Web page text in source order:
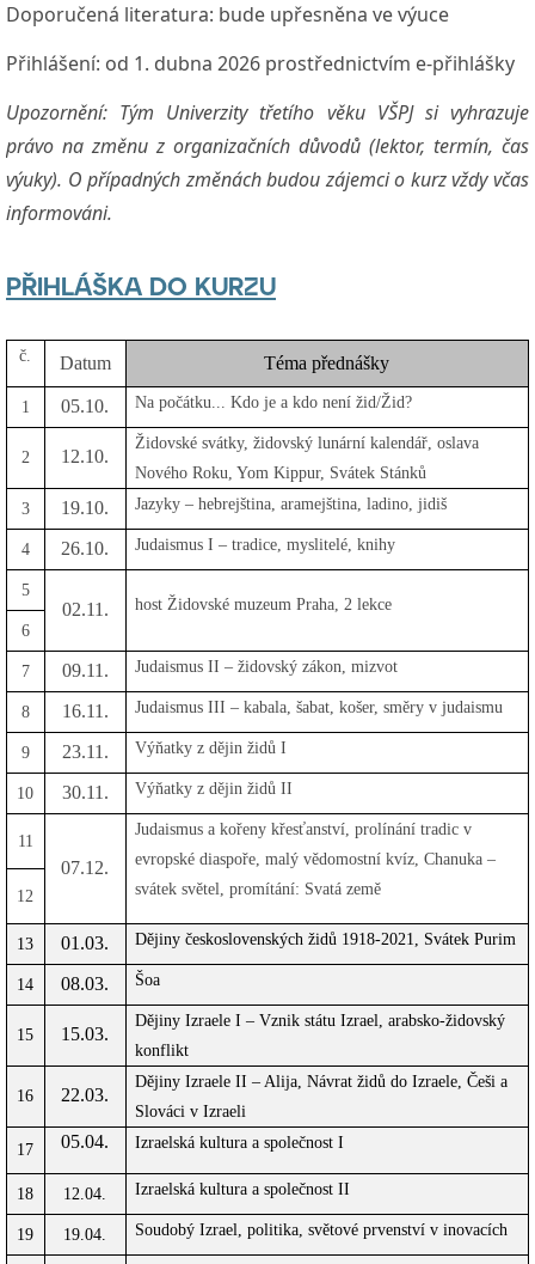
Doporučená literatura: bude upřesněna ve výuce
Přihlášení: od 1. dubna 2026 prostřednictvím e-přihlášky
Upozornění: Tým Univerzity třetího věku VŠPJ si vyhrazuje
právo na změnu z organizačních důvodů (lektor, termín, čas
výuky). O případných změnách budou zájemci o kurz vždy včas
informováni.
PŘIHLÁŠKA DO KURZU
č. Datum Téma přednášky
1 05.10. Na počátku... Kdo je a kdo není žid/Žid?
2 12.10.
Židovské svátky, židovský lunární kalendář, oslava
Nového Roku, Yom Kippur, Svátek Stánků
3
19.10. Jazyky – hebrejština, aramejština, ladino, jidiš
4 26.10. Judaismus I – tradice, myslitelé, knihy
5
02.11.
host Židovské muzeum Praha, 2 lekce
6
7 09.11. Judaismus II – židovský zákon, mizvot
8 16.11. Judaismus III – kabala, šabat, košer, směry v judaismu
9 23.11. Výňatky z dějin židů I
10 30.11. Výňatky z dějin židů II
11
07.12.
Judaismus a kořeny křesťanství, prolínání tradic v
evropské diaspoře, malý vědomostní kvíz, Chanuka –
svátek světel, promítání: Svatá země
12
13 01.03. Dějiny československých židů 1918-2021, Svátek Purim
14 08.03. Šoa
15 15.03.
Dějiny Izraele I – Vznik státu Izrael, arabsko-židovský
konflikt
16 22.03.
Dějiny Izraele II – Alija, Návrat židů do Izraele, Češi a
Slováci v Izraeli
17 05.04. Izraelská kultura a společnost I
18 12.04. Izraelská kultura a společnost II
19 19.04. Soudobý Izrael, politika, světové prvenství v inovacích